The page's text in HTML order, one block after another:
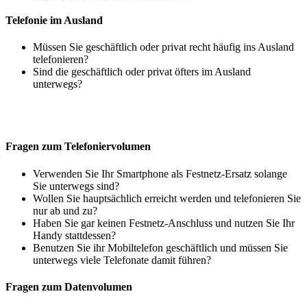
Telefonie im Ausland
Müssen Sie geschäftlich oder privat recht häufig ins Ausland
telefonieren?
Sind die geschäftlich oder privat öfters im Ausland
unterwegs?
Fragen zum Telefoniervolumen
Verwenden Sie Ihr Smartphone als Festnetz-Ersatz solange
Sie unterwegs sind?
Wollen Sie hauptsächlich erreicht werden und telefonieren Sie
nur ab und zu?
Haben Sie gar keinen Festnetz-Anschluss und nutzen Sie Ihr
Handy stattdessen?
Benutzen Sie ihr Mobiltelefon geschäftlich und müssen Sie
unterwegs viele Telefonate damit führen?
Fragen zum Datenvolumen